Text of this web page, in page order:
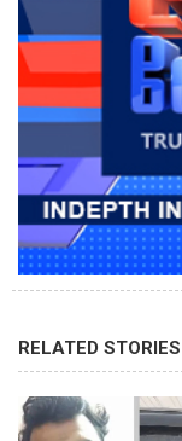
RELATED STORIES